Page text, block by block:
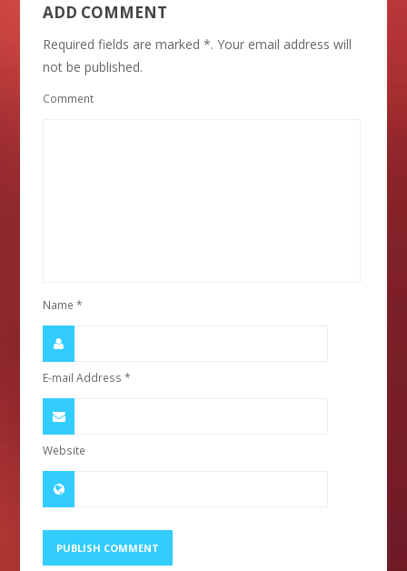
ADD COMMENT
Required fields are marked *. Your email address will
not be published.
Comment
Name*
E-mail Address*
Website